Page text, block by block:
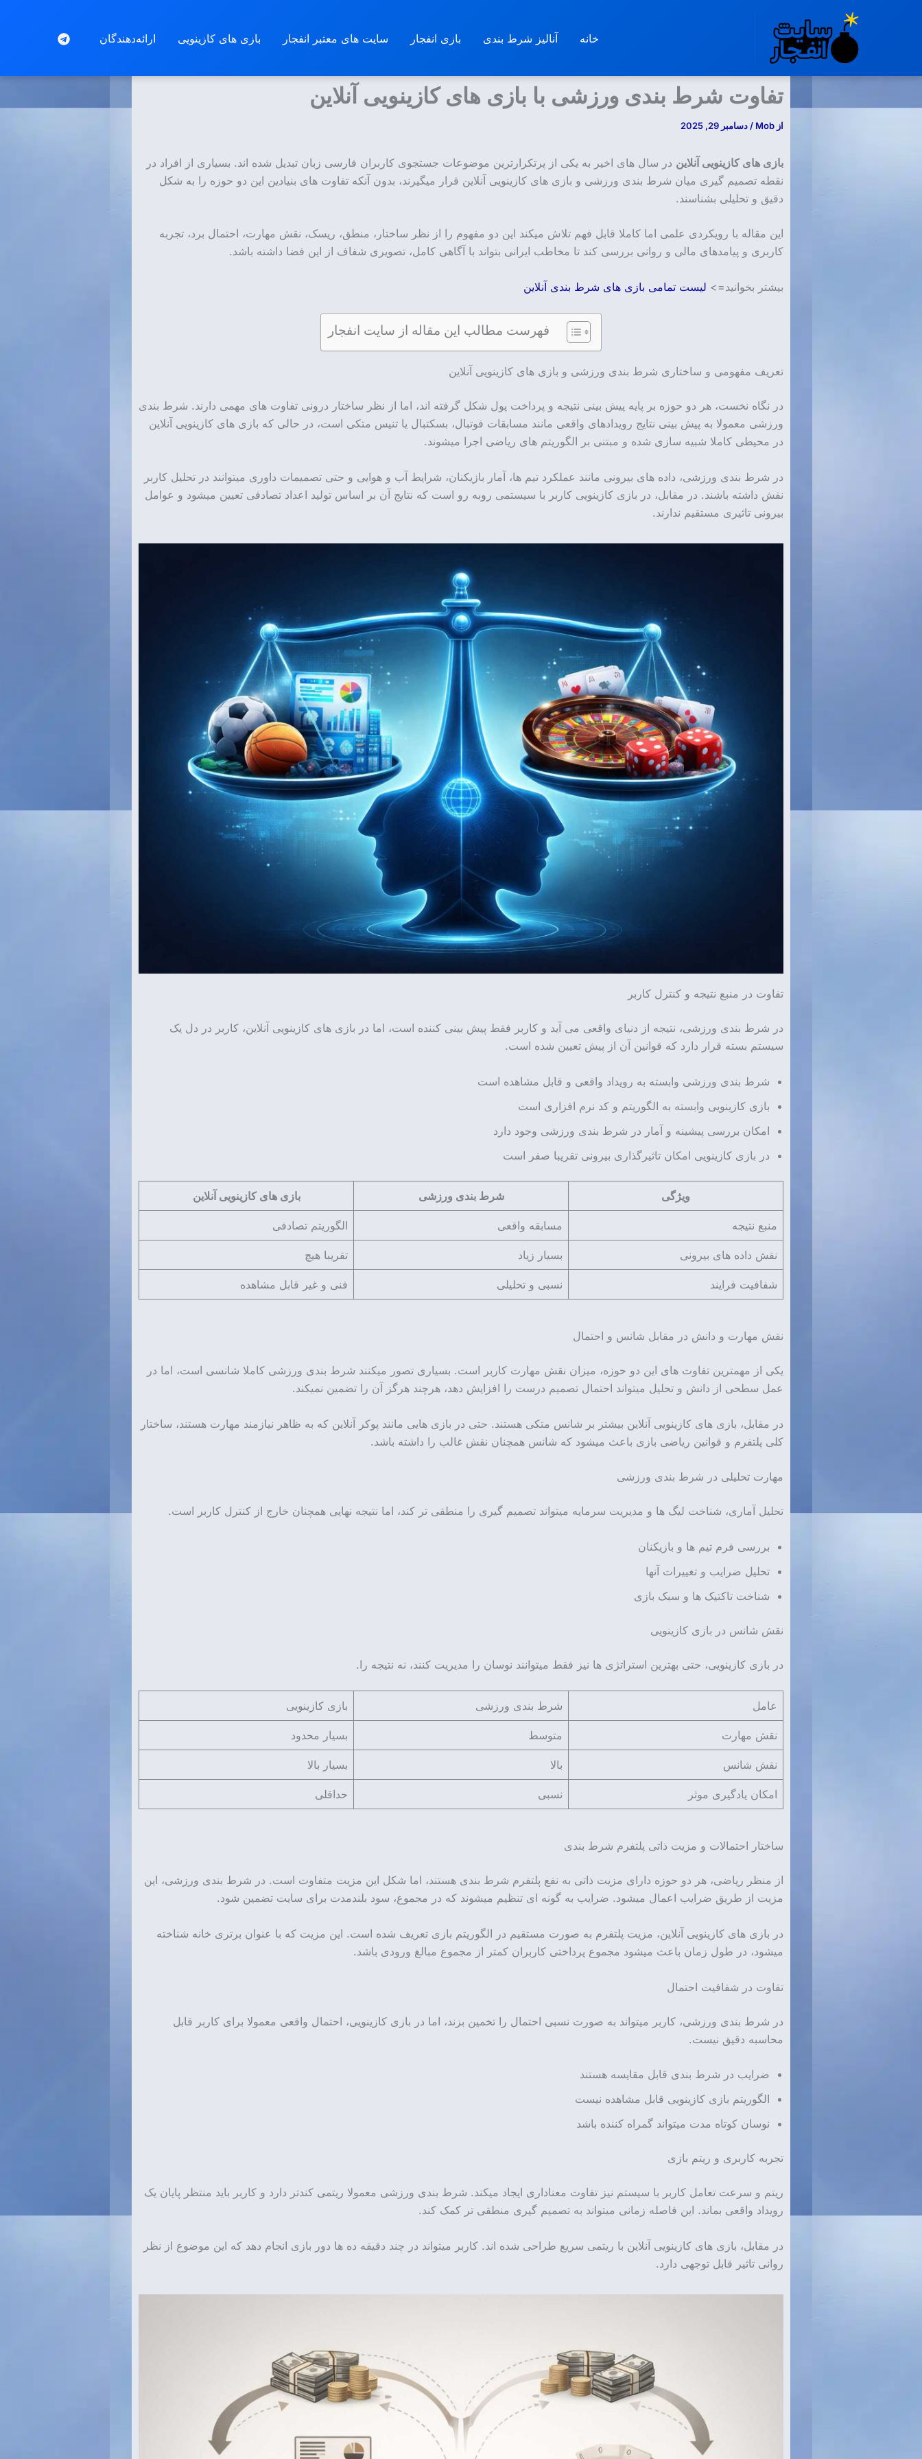
خانه آنالیز شرط بندی بازی انفجار سایت های معتبر انفجار بازی‌ های کازینویی ارائه‌دهندگان
تفاوت شرط بندی ورزشی با بازی های کازینویی آنلاین
از Mob
/ دسامبر 29, 2025
بازی های کازینویی آنلاین در سال های اخیر به یکی از پرتکرارترین موضوعات جستجوی کاربران فارسی زبان تبدیل شده اند. بسیاری از افراد در
نقطه تصمیم گیری میان شرط بندی ورزشی و بازی های کازینویی آنلاین قرار میگیرند، بدون آنکه تفاوت های بنیادین این دو حوزه را به شکل
دقیق و تحلیلی بشناسند.
این مقاله با رویکردی علمی اما کاملا قابل فهم تلاش میکند این دو مفهوم را از نظر ساختار، منطق، ریسک، نقش مهارت، احتمال برد، تجربه
کاربری و پیامدهای مالی و روانی بررسی کند تا مخاطب ایرانی بتواند با آگاهی کامل، تصویری شفاف از این فضا داشته باشد.
بیشتر بخوانید=> لیست تمامی بازی های شرط بندی آنلاین
فهرست مطالب این مقاله از سایت انفجار
تعریف مفهومی و ساختاری شرط بندی ورزشی و بازی های کازینویی آنلاین
در نگاه نخست، هر دو حوزه بر پایه پیش بینی نتیجه و پرداخت پول شکل گرفته اند، اما از نظر ساختار درونی تفاوت های مهمی دارند. شرط بندی
ورزشی معمولا به پیش بینی نتایج رویدادهای واقعی مانند مسابقات فوتبال، بسکتبال یا تنیس متکی است، در حالی که بازی های کازینویی آنلاین
در محیطی کاملا شبیه سازی شده و مبتنی بر الگوریتم های ریاضی اجرا میشوند.
در شرط بندی ورزشی، داده های بیرونی مانند عملکرد تیم ها، آمار بازیکنان، شرایط آب و هوایی و حتی تصمیمات داوری میتوانند در تحلیل کاربر
نقش داشته باشند. در مقابل، در بازی کازینویی کاربر با سیستمی روبه رو است که نتایج آن بر اساس تولید اعداد تصادفی تعیین میشود و عوامل
بیرونی تاثیری مستقیم ندارند.
تفاوت در منبع نتیجه و کنترل کاربر
در شرط بندی ورزشی، نتیجه از دنیای واقعی می آید و کاربر فقط پیش بینی کننده است، اما در بازی های کازینویی آنلاین، کاربر در دل یک
سیستم بسته قرار دارد که قوانین آن از پیش تعیین شده است.
شرط بندی ورزشی وابسته به رویداد واقعی و قابل مشاهده است
بازی کازینویی وابسته به الگوریتم و کد نرم افزاری است
امکان بررسی پیشینه و آمار در شرط بندی ورزشی وجود دارد
در بازی کازینویی امکان تاثیرگذاری بیرونی تقریبا صفر است
ویژگی شرط بندی ورزشی بازی های کازینویی آنلاین
منبع نتیجه مسابقه واقعی الگوریتم تصادفی
نقش داده های بیرونی بسیار زیاد تقریبا هیچ
شفافیت فرایند نسبی و تحلیلی فنی و غیر قابل مشاهده
نقش مهارت و دانش در مقابل شانس و احتمال
یکی از مهمترین تفاوت های این دو حوزه، میزان نقش مهارت کاربر است. بسیاری تصور میکنند شرط بندی ورزشی کاملا شانسی است، اما در
عمل سطحی از دانش و تحلیل میتواند احتمال تصمیم درست را افزایش دهد، هرچند هرگز آن را تضمین نمیکند.
در مقابل، بازی های کازینویی آنلاین بیشتر بر شانس متکی هستند. حتی در بازی هایی مانند پوکر آنلاین که به ظاهر نیازمند مهارت هستند، ساختار
کلی پلتفرم و قوانین ریاضی بازی باعث میشود که شانس همچنان نقش غالب را داشته باشد.
مهارت تحلیلی در شرط بندی ورزشی
تحلیل آماری، شناخت لیگ ها و مدیریت سرمایه میتواند تصمیم گیری را منطقی تر کند، اما نتیجه نهایی همچنان خارج از کنترل کاربر است.
بررسی فرم تیم ها و بازیکنان
تحلیل ضرایب و تغییرات آنها
شناخت تاکتیک ها و سبک بازی
نقش شانس در بازی کازینویی
در بازی کازینویی، حتی بهترین استراتژی ها نیز فقط میتوانند نوسان را مدیریت کنند، نه نتیجه را.
عامل شرط بندی ورزشی بازی کازینویی
نقش مهارت متوسط بسیار محدود
نقش شانس بالا بسیار بالا
امکان یادگیری موثر نسبی حداقلی
ساختار احتمالات و مزیت ذاتی پلتفرم شرط بندی
از منظر ریاضی، هر دو حوزه دارای مزیت ذاتی به نفع پلتفرم شرط بندی هستند، اما شکل این مزیت متفاوت است. در شرط بندی ورزشی، این
مزیت از طریق ضرایب اعمال میشود. ضرایب به گونه ای تنظیم میشوند که در مجموع، سود بلندمدت برای سایت تضمین شود.
در بازی های کازینویی آنلاین، مزیت پلتفرم به صورت مستقیم در الگوریتم بازی تعریف شده است. این مزیت که با عنوان برتری خانه شناخته
میشود، در طول زمان باعث میشود مجموع پرداختی کاربران کمتر از مجموع مبالغ ورودی باشد.
تفاوت در شفافیت احتمال
در شرط بندی ورزشی، کاربر میتواند به صورت نسبی احتمال را تخمین بزند، اما در بازی کازینویی، احتمال واقعی معمولا برای کاربر قابل
محاسبه دقیق نیست.
ضرایب در شرط بندی قابل مقایسه هستند
الگوریتم بازی کازینویی قابل مشاهده نیست
نوسان کوتاه مدت میتواند گمراه کننده باشد
تجربه کاربری و ریتم بازی
ریتم و سرعت تعامل کاربر با سیستم نیز تفاوت معناداری ایجاد میکند. شرط بندی ورزشی معمولا ریتمی کندتر دارد و کاربر باید منتظر پایان یک
رویداد واقعی بماند. این فاصله زمانی میتواند به تصمیم گیری منطقی تر کمک کند.
در مقابل، بازی های کازینویی آنلاین با ریتمی سریع طراحی شده اند. کاربر میتواند در چند دقیقه ده ها دور بازی انجام دهد که این موضوع از نظر
روانی تاثیر قابل توجهی دارد.